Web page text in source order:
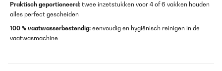
Praktisch geportioneerd: twee inzetstukken voor 4 of 6 vakken houden
alles perfect gescheiden
100 % vaatwasserbestendig: eenvoudig en hygiënisch reinigen in de
vaatwasmachine